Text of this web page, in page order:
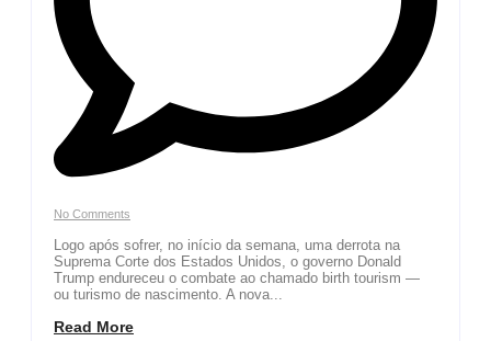
No Comments
Logo após sofrer, no início da semana, uma derrota na
Suprema Corte dos Estados Unidos, o governo Donald
Trump endureceu o combate ao chamado birth tourism —
ou turismo de nascimento. A nova...
Read More